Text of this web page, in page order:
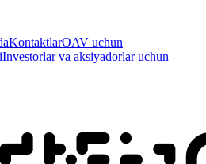
KontaktlarOAV uchun
Investorlar va aksiyadorlar uchun